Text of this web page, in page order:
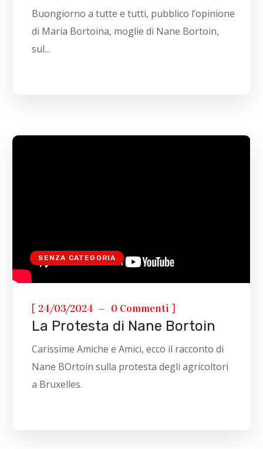
Buongiorno a tutte e tutti, pubblico l’opinione
di Maria Bortoina, moglie di Nane Bortoin,
sul...
SENZA CATEGORIA
[ 24/03/2024 0 Commenti ]
La Protesta di Nane Bortoin
Carissime Amiche e Amici, ecco il racconto di
Nane BOrtoin sulla protesta degli agricoltori
a Bruxelles.